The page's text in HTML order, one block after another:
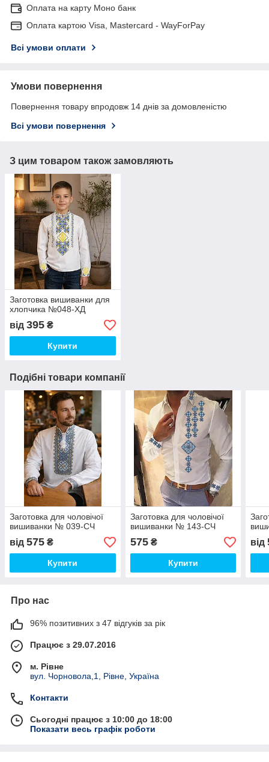
Оплата на карту Моно банк
Оплата картою Visa, Mastercard - WayForPay
Всі умови оплати
Умови повернення
Повернення товару впродовж 14 днів за домовленістю
Всі умови повернення
З цим товаром також замовляють
Заготовка вишиванки для
хлопчика №048-ХД
від 395 ₴
Купити
Подібні товари компанії
Заготовка для чоловічої
вишиванки № 039-СЧ
від 575 ₴
Купити
Заготовка для чоловічої
вишиванки № 143-СЧ
575₴
Купити
від
Про нас
96% позитивних з 47 відгуків за рік
Працює з 29.07.2016
м. Рівне
вул. Чорновола,1, Рівне, Україна
Контакти
Сьогодні працює з 10:00 до 18:00
Показати весь графік роботи